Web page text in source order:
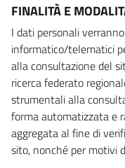
FINALITÀ E
I dati personali
informatico/telematici
alla consultazione del
ricerca federato
strumentali alla
forma automatizzata e
aggregata al fine di
sito, nonché per motivi